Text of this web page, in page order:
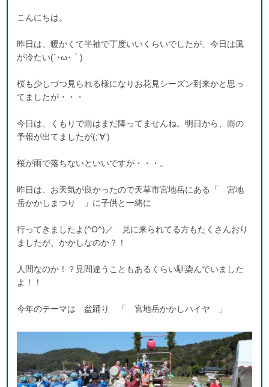
こんにちは。
昨日は、暖かくて半袖で丁度いいくらいでしたが、今日は風
が冷たい(´･ω･｀)
桜も少しづつ見られる様になりお花見シーズン到来かと思っ
てましたが・・・
今日は、くもりで雨はまだ降ってませんね。明日から、雨の
予報が出てましたが(;’∀’)
桜が雨で落ちないといいですが・・・。
昨日は、お天気が良かったので天草市宮地岳にある「 宮地
岳かかしまつり 」に子供と一緒に
行ってきましたよ(^O^)／ 見に来られてる方もたくさんおり
ましたが、かかしなのか？！
人間なのか！？見間違うこともあるくらい馴染んでいました
よ！！
今年のテーマは 盆踊り 「 宮地岳かかしハイヤ 」